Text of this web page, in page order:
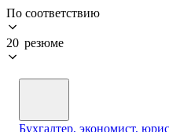
По соответствию
20 резюме
Бухгалтер, экономист,